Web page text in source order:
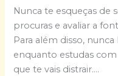
Nunca te esqueças de
procuras e avaliar a
Para além disso, nunca
enquanto estudas
que te vais distrair….